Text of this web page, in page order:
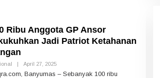
Ribu Anggota GP Ansor
Jadi Patriot Ketahanan
| April 27, 2025O
Banyumas – Sebanyak 100 ribu